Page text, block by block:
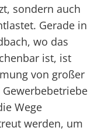
sondern auch
Gerade in
wo das
ist, ist
von großer
Wege
werden, um